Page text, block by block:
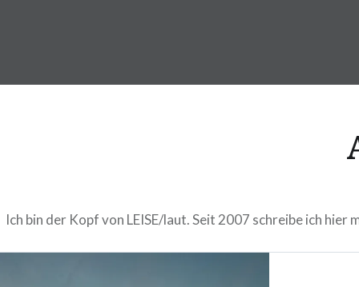
Ich bin der Kopf von LEISE/laut. Seit 2007 schreibe ich